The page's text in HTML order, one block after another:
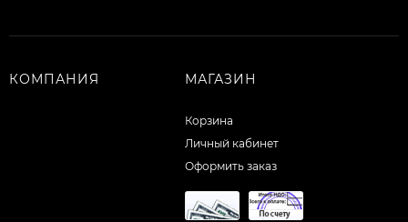
КОМПАНИЯ МАГАЗИН
Корзина
Личный кабинет
Оформить заказ